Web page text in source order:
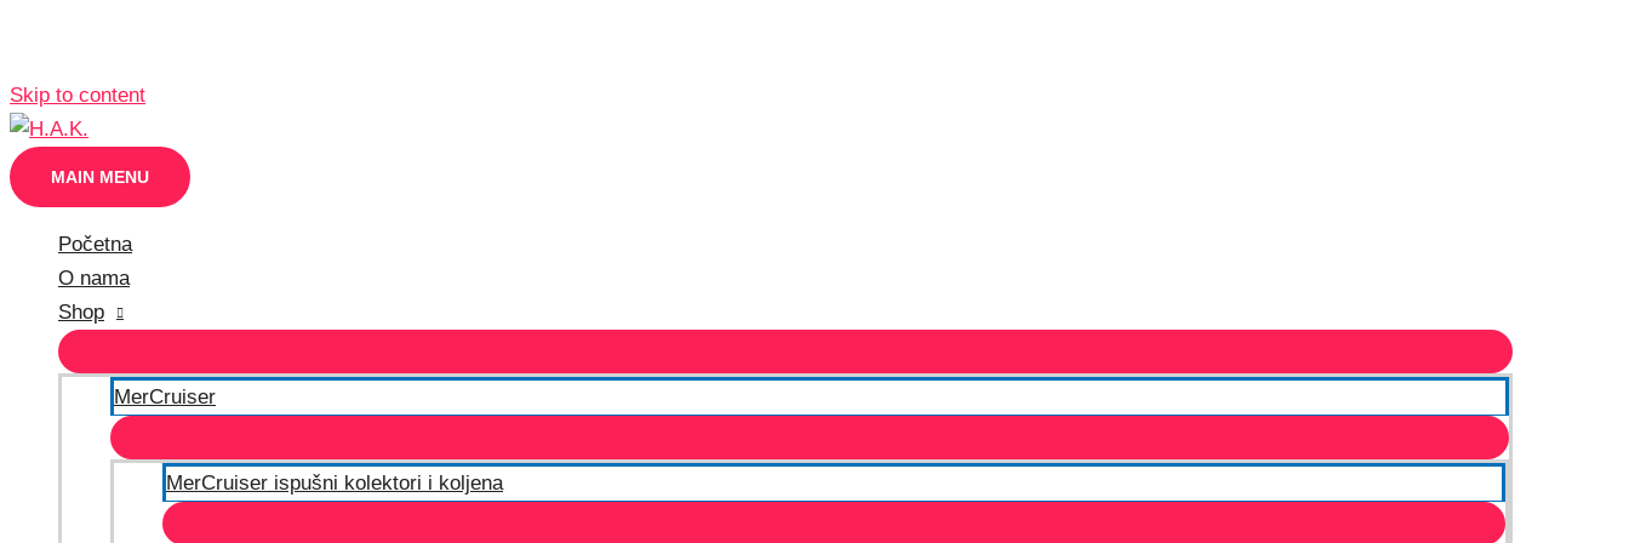
Skip to content
MAIN MENU
Početna
O nama
Shop
MerCruiser
MerCruiser ispušni kolektori i koljena